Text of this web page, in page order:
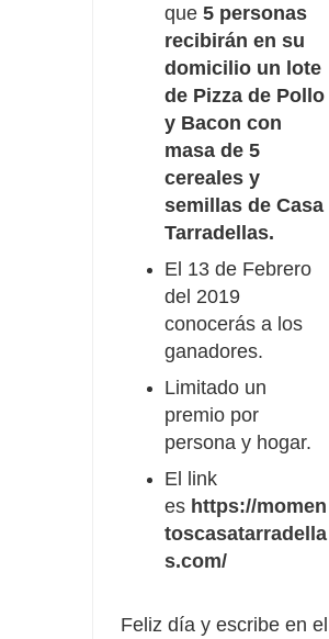
que 5 personas
recibirán en su
domicilio un lote
de Pizza de Pollo
y Bacon con
masa de 5
cereales y
semillas de Casa
Tarradellas.
El 13 de Febrero
del 2019
conocerás a los
ganadores.
Limitado un
premio por
persona y hogar.
El link
es https://momen
toscasatarradella
s.com/
Feliz día y escribe en el